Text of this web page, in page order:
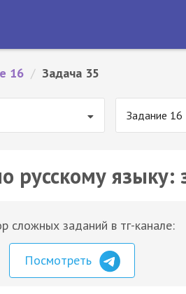
16 / Задача 35
Задание 16
русскому языку:
сложных заданий в тг-канале:
Посмотреть